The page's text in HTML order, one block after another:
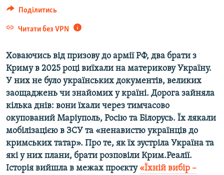
Поділитись
Читати без VPN
Ховаючись від призову до армії РФ, два брати з
Криму в 2025 році виїхали на материкову Україну.
У них не було українських документів, великих
заощаджень чи знайомих у країні. Дорога зайняла
кілька днів: вони їхали через тимчасово
окупований Маріуполь, Росію та Білорусь. Їх лякали
мобілізацією в ЗСУ та «ненавистю українців до
кримських татар». Про те, як їх зустріла Україна та
які у них плани, брати розповіли Крим.Реалії.
Історія вийшла в межах проєкту «Їхній вибір –